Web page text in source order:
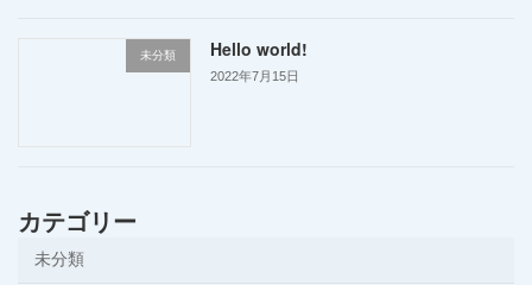
未分類 Hello world!
2022年7月15日
カテゴリー
未分類